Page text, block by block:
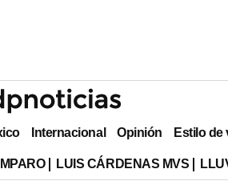
Internacional Opinión Estilo de
LUIS CÁRDENAS MVS